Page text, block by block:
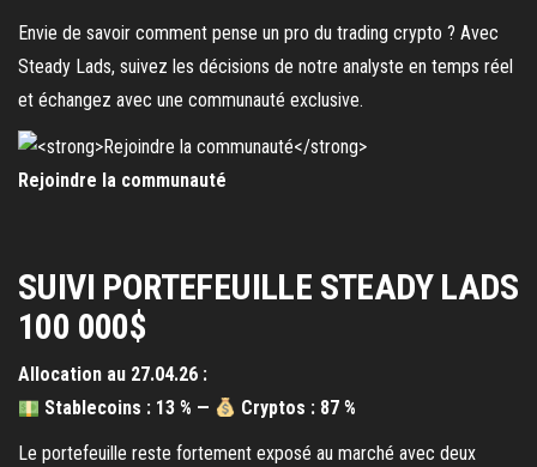
Envie de savoir comment pense un pro du trading crypto ? Avec
Steady Lads, suivez les décisions de notre analyste en temps réel
et échangez avec une communauté exclusive.
Rejoindre la communauté
SUIVI PORTEFEUILLE STEADY LADS
100 000$
Allocation au 27.04.26 :
Stablecoins : 13 % — Cryptos : 87 %
Le portefeuille reste fortement exposé au marché avec deux